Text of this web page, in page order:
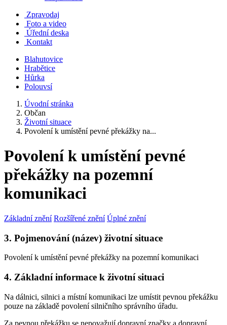
Zpravodaj
Foto a video
Úřední deska
Kontakt
Blahutovice
Hrabětice
Hůrka
Polouvsí
Úvodní stránka
Občan
Životní situace
Povolení k umístění pevné překážky na...
Povolení k umístění pevné
překážky na pozemní
komunikaci
Základní znění Rozšířené znění Úplné znění
3. Pojmenování (název) životní situace
Povolení k umístění pevné překážky na pozemní komunikaci
4. Základní informace k životní situaci
Na dálnici, silnici a místní komunikaci lze umístit pevnou překážku
pouze na základě povolení silničního správního úřadu.
Za pevnou překážku se nepovažují dopravní značky a dopravní